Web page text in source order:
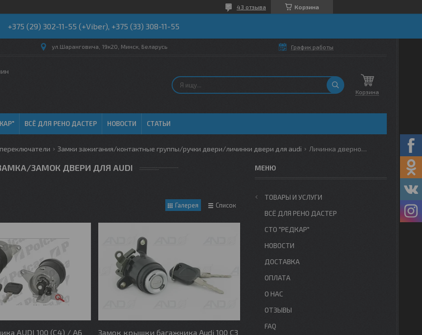
Корзина
43 отзыва
+375 (29) 302-11-55 (+Viber), +375 (33) 308-11-55
ул.Шаранговича, 19к20, Минск, Беларусь График работы
Корзина
ВСЁ ДЛЯ РЕНО ДАСТЕР НОВОСТИ СТАТЬИ
Замки зажигания/контактные группы/ручки двери/личинки двери для audi Личинка дверного замка/замок двери для audi
ЗАМОК ДВЕРИ ДЛЯ AUDI
Галерея Список
AUDI 100 (C4) / A6
Замок крышки багажника Audi 100 C3
ТОВАРЫ И УСЛУГИ
ВСЁ ДЛЯ РЕНО ДАСТЕР
СТО "РЕДКАР"
НОВОСТИ
ДОСТАВКА
ОПЛАТА
О НАС
ОТЗЫВЫ
FAQ